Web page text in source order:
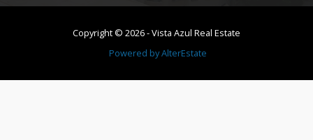
Copyright © 2026-Vista Azul Real Estate
Powered byAlterEstate